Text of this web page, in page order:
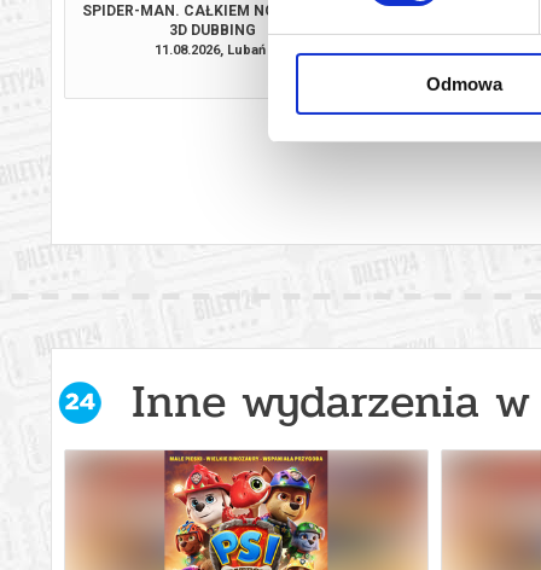
Odmowa
SPIDER-MAN. CAŁKIEM NOWY DZIEŃ
3D DUBBING
11.08.2026, Lubań
PSI PATROL I
12.08.2026,
Inne wydarzenia